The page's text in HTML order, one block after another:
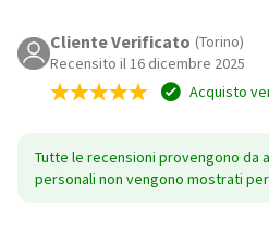
Cliente Verificato (Torino)
Recensito il 16 dicembre 2025
Acquisto
Tutte le recensioni provengono da
personali non vengono mostrati